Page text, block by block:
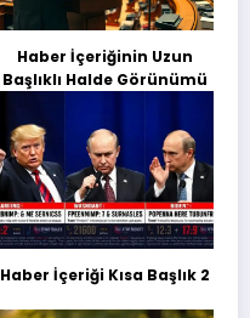
Haber İçeriğinin Uzun
Başlıklı Halde Görünümü
Haber İçeriği Kısa Başlık 2